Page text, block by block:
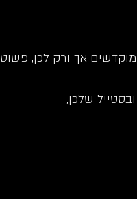
אך ורק לכן, פשוט
שלכן,